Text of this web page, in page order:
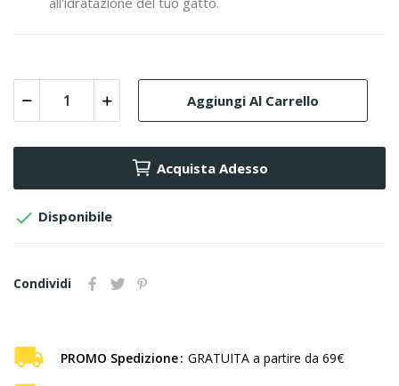
Aggiungi Al Carrello
Acquista Adesso
 Disponibile
Condividi
PROMO Spedizione GRATUITA a partire da 69€